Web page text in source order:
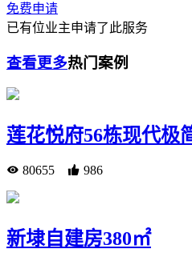
免费申请
已有位业主申请了此服务
查看更多热门案例
莲花悦府56栋现代极
80655 986
新埭自建房380㎡